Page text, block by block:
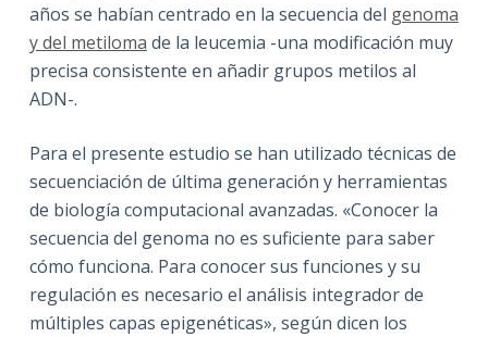
años se habían centrado en la secuencia del genoma
y del metiloma de la leucemia -una modificación muy
precisa consistente en añadir grupos metilos al
ADN-.
Para el presente estudio se han utilizado técnicas de
secuenciación de última generación y herramientas
de biología computacional avanzadas. «Conocer la
secuencia del genoma no es suficiente para saber
cómo funciona. Para conocer sus funciones y su
regulación es necesario el análisis integrador de
múltiples capas epigenéticas», según dicen los